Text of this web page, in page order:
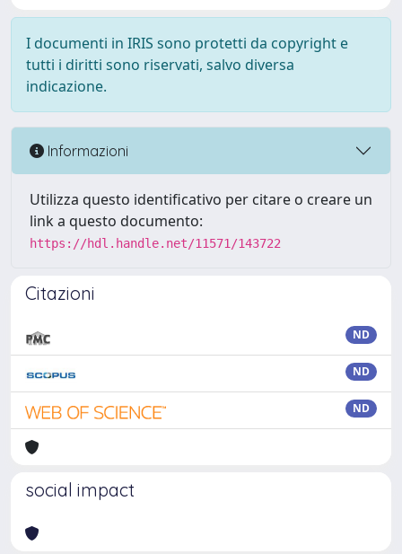
I documenti in IRIS sono protetti da copyright e
tutti i diritti sono riservati, salvo diversa
indicazione.
Informazioni
Utilizza questo identificativo per citare o creare un
link a questo documento:
https://hdl.handle.net/11571/143722
Citazioni
ND
ND
ND
social impact